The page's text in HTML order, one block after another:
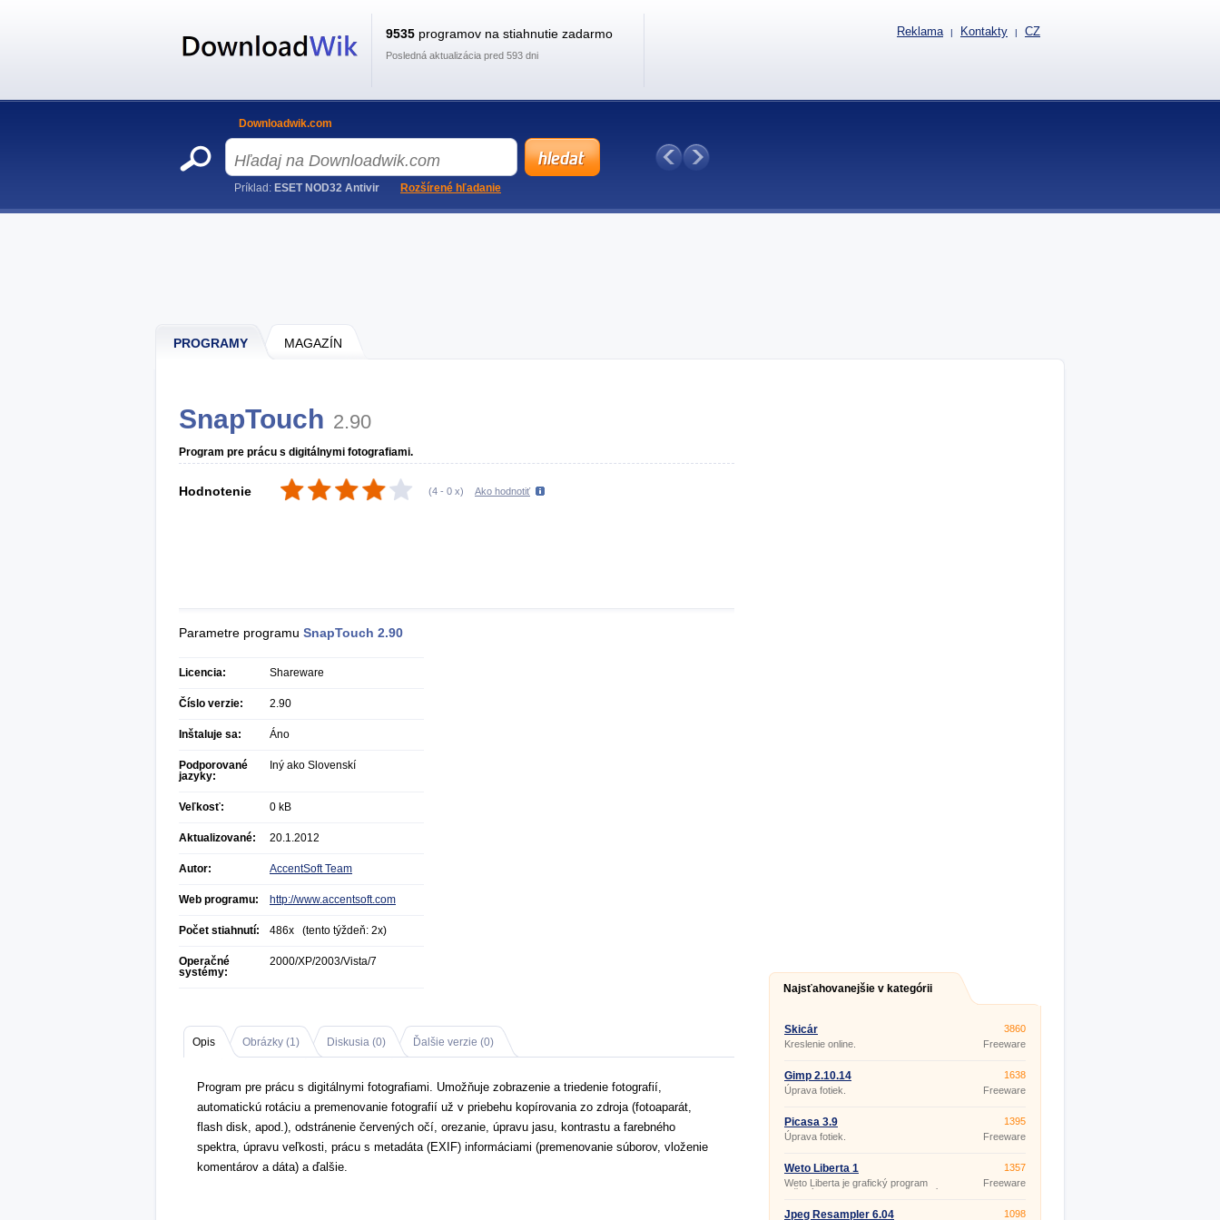
PROGRAMY MAGAZÍN
SnapTouch 2.90
Program pre prácu s digitálnymi fotografiami.
Hodnotenie (4 - 0 x) Ako hodnotiť
Parametre programu SnapTouch 2.90
Licencia: Shareware
Číslo verzie: 2.90
Inštaluje sa: Áno
Podporované
jazyky:
Iný ako Slovenskí
Veľkosť: 0 kB
Aktualizované: 20.1.2012
Autor: AccentSoft Team
Web programu: http://www.accentsoft.com
Počet stiahnutí: 486x (tento týždeň: 2x)
Operačné
systémy:
2000/XP/2003/Vista/7
Opis Obrázky (1) Diskusia (0) Ďalšie verzie (0)
Program pre prácu s digitálnymi fotografiami. Umožňuje zobrazenie a triedenie fotografií,
automatickú rotáciu a premenovanie fotografií už v priebehu kopírovania zo zdroja (fotoaparát,
flash disk, apod.), odstránenie červených očí, orezanie, úpravu jasu, kontrastu a farebného
spektra, úpravu veľkosti, prácu s metadáta (EXIF) informáciami (premenovanie súborov, vloženie
komentárov a dáta) a ďalšie.
Najsťahovanejšie v kategórii
Skicár
Kreslenie online.
3860
Freeware
Gimp 2.10.14
Úprava fotiek.
1638
Freeware
Picasa 3.9
Úprava fotiek.
1395
Freeware
Weto Liberta 1
Weto Liberta je grafický program
určený na navrhovanie konštrukcií
použitého materiálu.
1357
Freeware
Jpeg Resampler 6.04
1098
9535 programov na stiahnutie zadarmo
Posledná aktualizácia pred 593 dni
Reklama | Kontakty | CZ
Downloadwik.com
Príklad: ESET NOD32 Antivir Rozšírené hľadanie